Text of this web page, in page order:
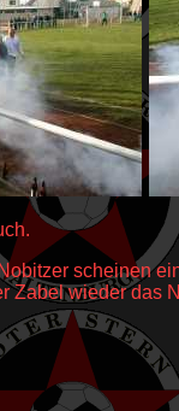
scheinen
Zabel wieder das